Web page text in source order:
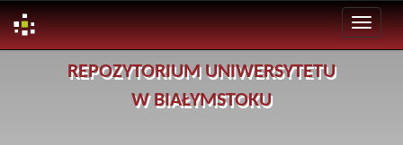
REPOZYTORIUM UNIWERSYTETU
W BIAŁYMSTOKU